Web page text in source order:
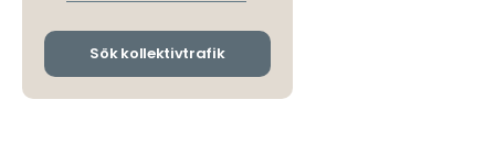
och
Sök kollektivtrafik